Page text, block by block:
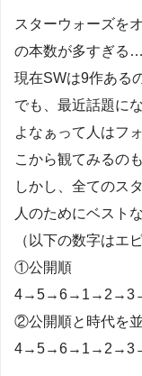
スターウォーズを
の本数が多すぎる
現在SWは9作ある
でも、最近話題に
よなぁって人はフ
こから観てみるの
しかし、全てのス
人のためにベスト
（以下の数字はエ
①公開順
②公開順と時代を